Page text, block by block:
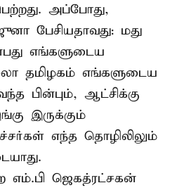
அப்போது,
பேசியதாவது: மது
எங்களுடைய
தமிழகம் எங்களுடைய
பின்பும், ஆட்சிக்கு
இருக்கும்
எந்த தொழிலிலும்
எம்.பி ஜெகத்ரட்சகன்